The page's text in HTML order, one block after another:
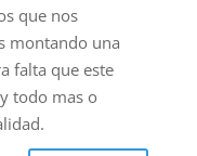
que nos
montando una
falta que este
todo mas o